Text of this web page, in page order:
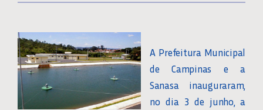
A Prefeitura Municipal
de Campinas e a
Sanasa inauguraram,
no dia 3 de junho, a